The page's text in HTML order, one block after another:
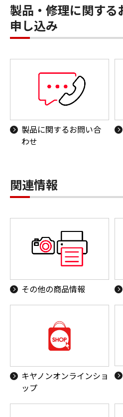
製品・修理に関する
申し込み
製品に関するお問い合
わせ
関連情報
その他の商品情報
キヤノンオンラインショ
ップ